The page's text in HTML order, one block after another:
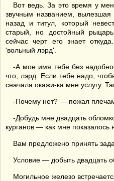
Вот ведь. За это время у
звучным названием,
назад и титул, который
старый, но достойный
сейчас черт его знает
'вольный лэрд'.
-А мое имя тебе без
что, лэрд. Если тебе надо,
сначала окажи-ка мне услугу.
-Почему нет? — пожал
-Добудь мне двадцать
курганов — как мне показалось
Вам предложено принять
Условие — добыть двадцать
Могильное железо